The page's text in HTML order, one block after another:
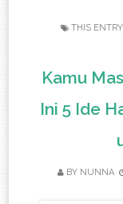
THIS
Kamu
Ini 5 Ide
BY NUNNA